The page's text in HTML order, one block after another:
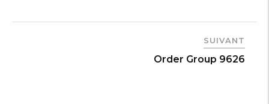
SUIVANT
Order Group 9626